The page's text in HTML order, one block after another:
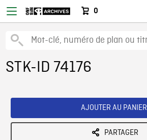
0
STK-ID 74176
AJOUTER AU PANIER
PARTAGER